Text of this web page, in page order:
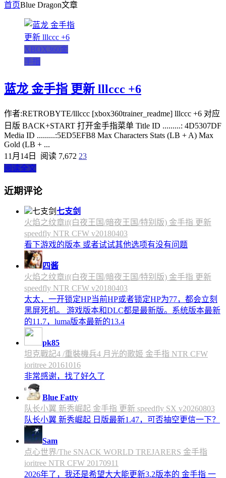
首页Blue Dragon文章
XBOX360金
手指
蓝龙 金手指 更新 lllccc +6
作者:RETROBYTE/lllccc [xbox360trainer_readme] lllccc +6 对应
日版 BACK+START 打开金手指菜单 Title ID .........: 4D5307DF
Media ID .........:5ED5EFB8 Max Characters Stats (LB + A) Max
Gold (LB + ...
11月14日
阅读 7,672 23
阅读全文
近期评论
七支剑
火焰之纹章if(白夜王国/暗夜王国/特别版) 金手指 更新
speedfly NTR CFW v20180403
看下游戏的版本 或者试试其他选项有没有问题
四酱
火焰之纹章if(白夜王国/暗夜王国/特别版) 金手指 更新
speedfly NTR CFW v20180403
太太，一开锁定HP当前HP或者锁定HP为77，都会立刻
黑屏死机。 游戏版本和DLC都是最新版。系统版本最新
的11.7，luma版本最新的13.4
pk85
坦克戰記4 /重裝機兵4 月光的歌姬 金手指 NTR CFW
ioritree 20161016
非常感谢，找了好久了
Blue Fatty
队长小翼 新秀崛起 金手指 更新 speedfly SX v20260803
队长小翼 新秀崛起 日版最新1.47，可否抽空更信一下？
Sam
点心世界/The SNACK WORLD TREJARERS 金手指
ioritree NTR CFW 20170911
2026年了，我还是希望大大能更新3.2版本的 金手指 一